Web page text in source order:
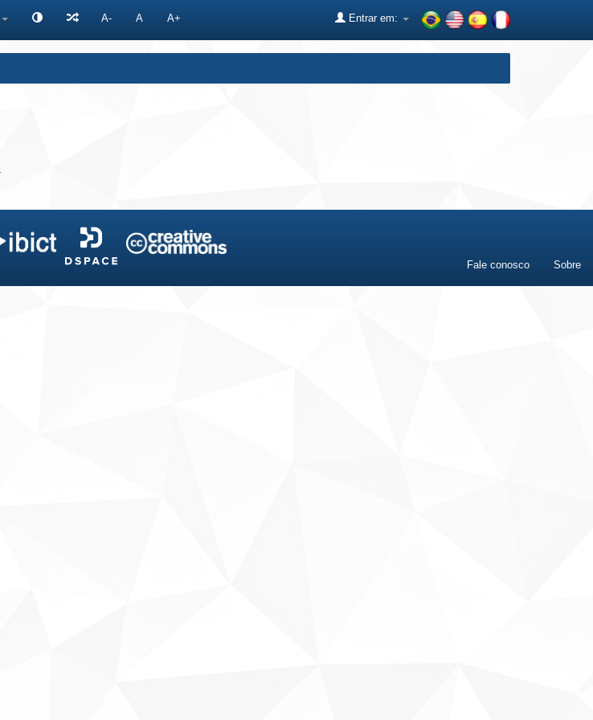
A- A A+ Entrar em:
Fale conosco Sobre